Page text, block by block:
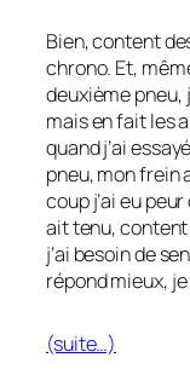
Bien, content
chrono. Et,
deuxième pneu,
mais en fait les
quand j’ai
pneu, mon frein
coup j’ai eu
ait tenu,
j’ai besoin de
répond mieux,
(suite…)